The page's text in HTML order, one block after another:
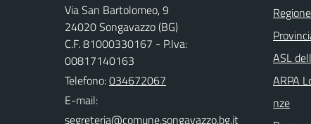
Via San Bartolomeo, 9
24020 Songavazzo (BG)
C.F. 81000330167 - P.Iva:
00817140163
Telefono:034672067
E-mail:
ASL
ARPA
nze